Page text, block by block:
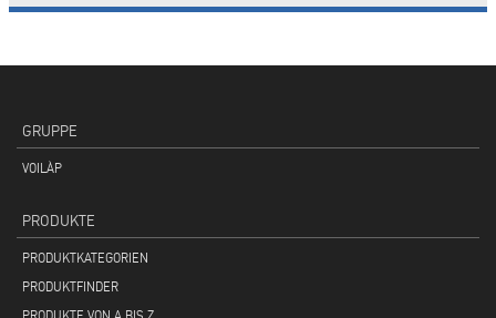
GRUPPE
VOILÀP
PRODUKTE
PRODUKTKATEGORIEN
PRODUKTFINDER